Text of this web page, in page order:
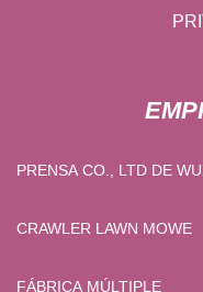
PRENSA CO., LTD DE
CRAWLER LAWN MOWE
FÁBRICA MÚLTIPLE